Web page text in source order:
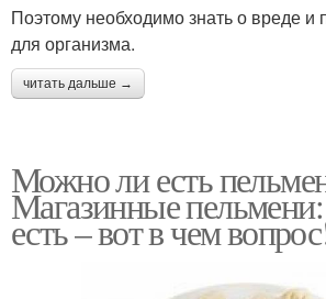
Поэтому необходимо знать о вреде и
для организма.
читать дальше →
Можно ли есть
Магазинные
есть – вот в чем